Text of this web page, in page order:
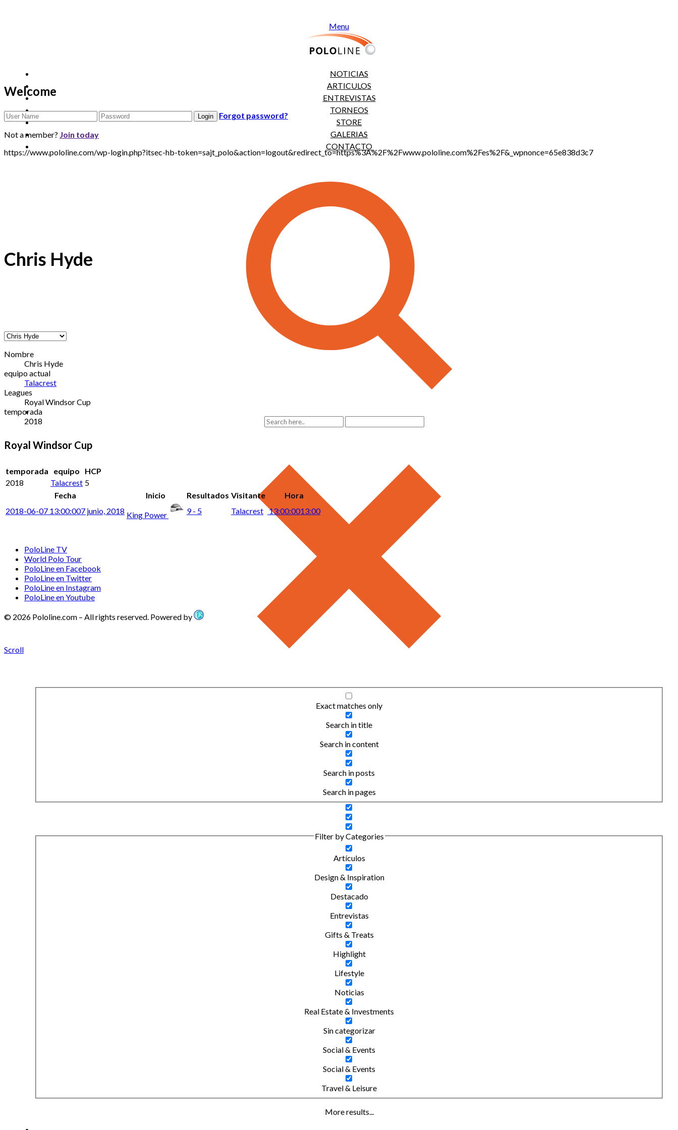
Menu
NOTICIAS
ARTICULOS
ENTREVISTAS
TORNEOS
STORE
GALERIAS
CONTACTO
Exact matches only
Search in title
Search in content
Search in posts
Search in pages
Filter by Categories
Artículos
Design & Inspiration
Destacado
Entrevistas
Gifts & Treats
Highlight
Lifestyle
Noticias
Real Estate & Investments
Sin categorizar
Social & Events
Social & Events
Travel & Leisure
More results...
Welcome
Forgot password?
Not a member? Join today
https://www.pololine.com/wp-login.php?itsec-hb-token=sajt_polo&action=logout&redirect_to=https%3A%2F%2Fwww.pololine.com%2Fes%2F&_wpnonce=65e838d3c7
Chris Hyde
Nombre
Chris Hyde
equipo actual
Talacrest
Leagues
Royal Windsor Cup
temporada
2018
Royal Windsor Cup
temporada equipo
HCP
2018
Talacrest 5
Fecha
Inicio Resultados Visitante
Hora
2018-06-07 13:00:007 junio, 2018 King Power 9 - 5 Talacrest 13:00:0013:00
PoloLine TV
World Polo Tour
PoloLine en Facebook
PoloLine en Twitter
PoloLine en Instagram
PoloLine en Youtube
© 2026 Pololine.com – All rights reserved. Powered by
Scroll